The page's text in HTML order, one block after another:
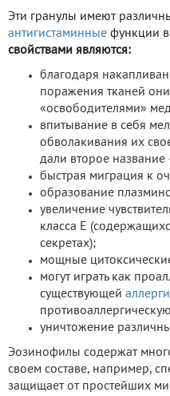
Эти гранулы имеют
антигистаминные функции
свойствами являются:
благодаря
поражения тканей
«освободителями»
впитывание в себя
обволакивания их
дали второе
быстрая миграция к
образование
увеличение
класса Е
секретах);
мощные
могут играть как
существующей
уничтожение
Эозинофилы содержат
своем составе, например,
защищает от простейших